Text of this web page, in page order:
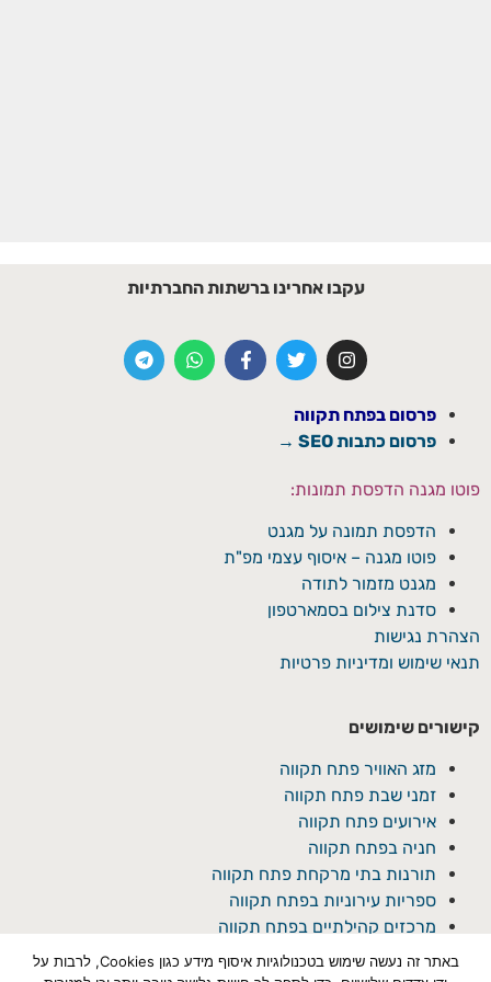
עקבו אחרינו ברשתות החברתיות
פרסום בפתח תקווה
פרסום כתבות SEO →
פוטו מגנה הדפסת תמונות:
הדפסת תמונה על מגנט
פוטו מגנה – איסוף עצמי מפ"ת
מגנט מזמור לתודה
סדנת צילום בסמארטפון
הצהרת נגישות
תנאי שימוש ומדיניות פרטיות
קישורים שימושים
מזג האוויר פתח תקווה
זמני שבת פתח תקווה
אירועים פתח תקווה
חניה בפתח תקווה
תורנות בתי מרקחת פתח תקווה
ספריות עירוניות בפתח תקווה
מרכזים קהילתיים בפתח תקווה
באתר זה נעשה שימוש בטכנולוגיות איסוף מידע כגון Cookies, לרבות על